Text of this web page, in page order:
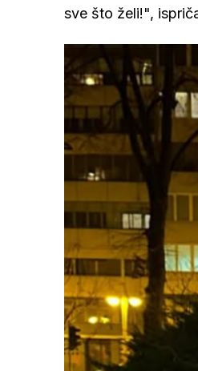
sve što želi!",